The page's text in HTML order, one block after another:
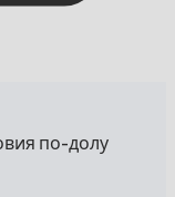
по-долу